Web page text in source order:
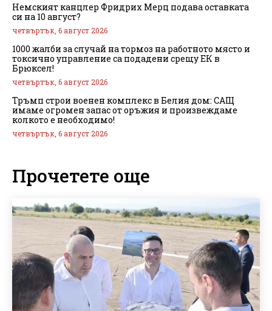
Немският канцлер Фридрих Мерц подава оставката
си на 10 август?
четвъртък, 6 август 2026
1000 жалби за случай на тормоз на работното място и
токсично управление са подадени срещу ЕК в
Брюксел!
четвъртък, 6 август 2026
Тръмп строи военен комплекс в Белия дом: САЩ
имаме огромен запас от оръжия и произвеждаме
колкото е необходимо!
четвъртък, 6 август 2026
Прочетете още